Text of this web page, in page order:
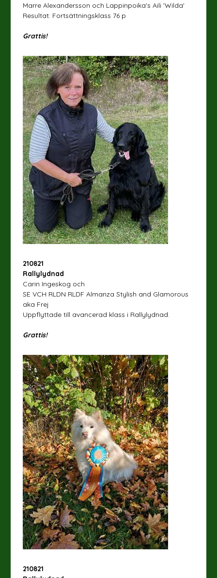
Marre Alexandersson och Lappinpoika's Aili 'Wilda'
Resultat: Fortsättningsklass 76 p
Grattis!
210821
Rallylydnad
Carin Ingeskog och
SE VCH RLDN RLDF Almanza Stylish and Glamorous
aka Frej
Uppflyttade till avancerad klass i Rallylydnad.
Grattis!
210821